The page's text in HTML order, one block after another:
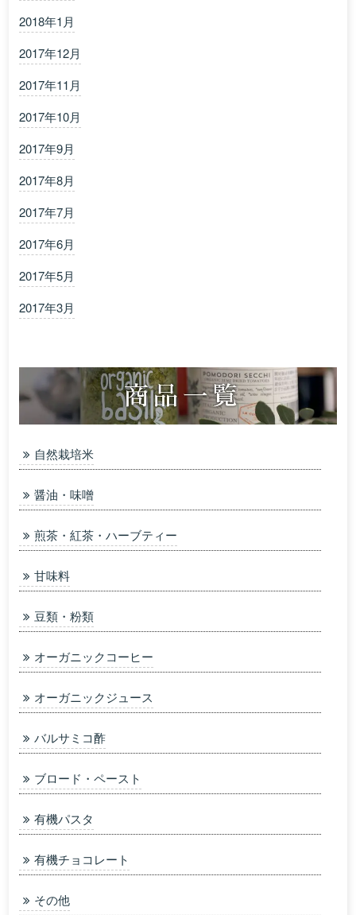
2018年1月
2017年12月
2017年11月
2017年10月
2017年9月
2017年8月
2017年7月
2017年6月
2017年5月
2017年3月
自然栽培米
醤油・味噌
煎茶・紅茶・ハーブティー
甘味料
豆類・粉類
オーガニックコーヒー
オーガニックジュース
バルサミコ酢
ブロード・ペースト
有機パスタ
有機チョコレート
その他